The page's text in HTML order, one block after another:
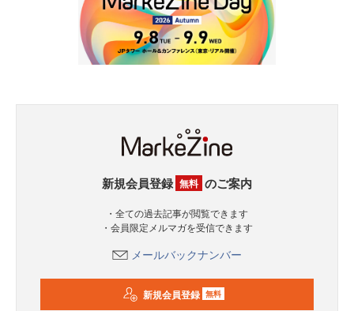
新規会員登録 無料 のご案内
・全ての過去記事が閲覧できます
・会員限定メルマガを受信できます
メールバックナンバー
新規会員登録 無料